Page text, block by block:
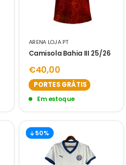
ARENA LOJA PT
Camisola Bahia III 25/26
€40,00
PORTES GRÁTIS
Em estoque
50%